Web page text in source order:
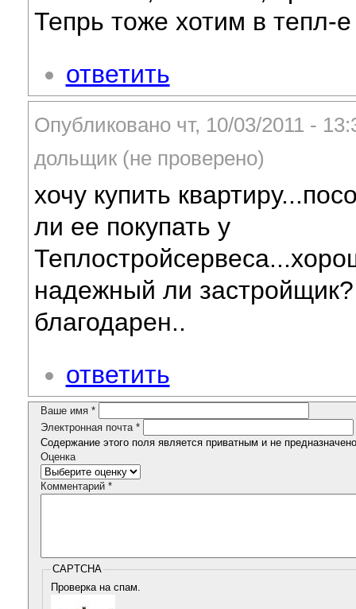
Тепрь тоже хотим в тепл-е
ответить
Опубликовано чт, 10/03/2011 -
дольщик (не проверено)
хочу купить
ли ее покупать у
надежный ли
благодарен..
ответить
Ваше имя *
Электронная почта *
Содержание этого поля является приватным и не
Оценка
Комментарий *
CAPTCHA
Проверка на спам.